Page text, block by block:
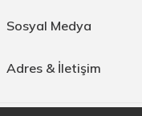
Adres & İletişim
Sosyal Medya